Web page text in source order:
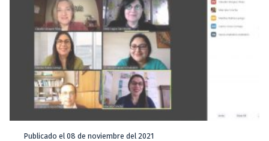
Publicado el 08 de noviembre del 2021